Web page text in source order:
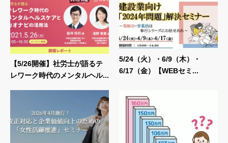
【5/26開催】社労士が語るテ
レワーク時代のメンタルヘル...
5/24（火）・6/9（木）・
6/17（金）【WEBセミ...